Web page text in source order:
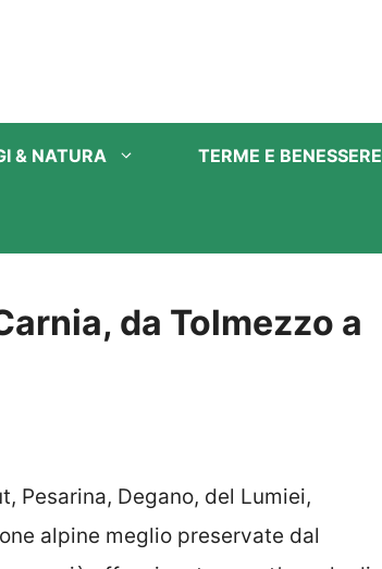
& NATURA TERME E BENESSERE
da Tolmezzo a
Pesarina, Degano, del Lumiei,
alpine meglio preservate dal